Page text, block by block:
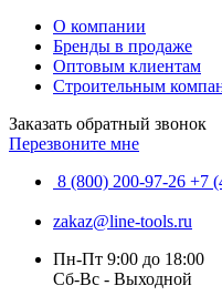
О компании
Бренды в продаже
Оптовым клиентам
Строительным
Заказать обратный звонок
Перезвоните мне
8 (800) 200-97-26 +7
zakaz@line-tools.ru
Пн-Пт 9:00 до 18:00
Сб-Вс - Выходной